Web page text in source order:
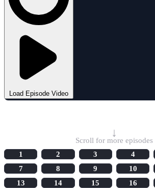
Load Episode Video
↓
Scroll for more episodes
1
2 3 4
7
8 9 10
13
14 15 16